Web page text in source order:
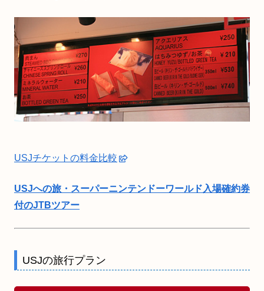
USJチケットの料金比較
USJへの旅・スーパーニンテンドーワールド入場確約券
付のJTBツアー
USJの旅行プラン